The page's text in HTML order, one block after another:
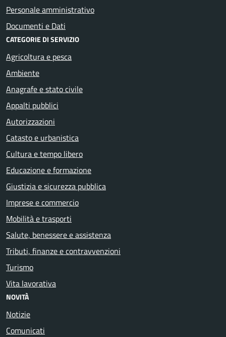
Personale amministrativo
Documenti e Dati
CATEGORIE DI SERVIZIO
Agricoltura e pesca
Ambiente
Anagrafe e stato civile
Appalti pubblici
Autorizzazioni
Catasto e urbanistica
Cultura e tempo libero
Educazione e formazione
Giustizia e sicurezza pubblica
Imprese e commercio
Mobilità e trasporti
Salute, benessere e assistenza
Tributi, finanze e contravvenzioni
Turismo
Vita lavorativa
NOVITÀ
Notizie
Comunicati